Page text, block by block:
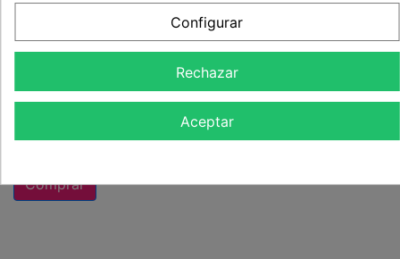
con toda la información necesaria para
contactar con nuestro colaborador y disfrutar o
39,90 €
Comprar
Configurar
Rechazar
Aceptar